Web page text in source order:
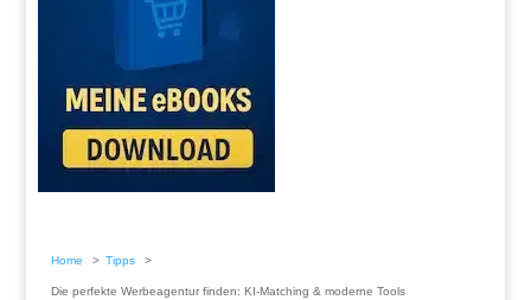
Home Tipps
Die perfekte Werbeagentur finden: KI-Matching & moderne Tools